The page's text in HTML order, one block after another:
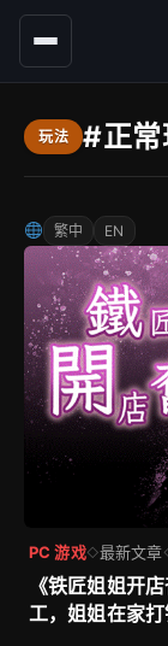
玩法 #正常
繁中 EN
PC 游戏◇最新文章
《铁匠姐姐开
工，姐姐在家打